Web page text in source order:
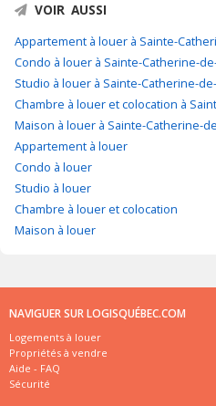
VOIR AUSSI
Appartement à louer à Sainte-
Condo à louer à Sainte-Catherine-
Studio à louer à Sainte-Catherine-
Chambre à louer et colocation à
Maison à louer à Sainte-Catherine-
Appartement à louer
Condo à louer
Studio à louer
Chambre à louer et colocation
Maison à louer
NAVIGUER SUR LOGISQUÉBEC.COM
Logements à louer
Propriétés à vendre
Aide - FAQ
Sécurité